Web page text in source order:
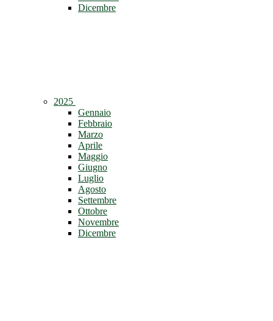
Dicembre
2025
Gennaio
Febbraio
Marzo
Aprile
Maggio
Giugno
Luglio
Agosto
Settembre
Ottobre
Novembre
Dicembre